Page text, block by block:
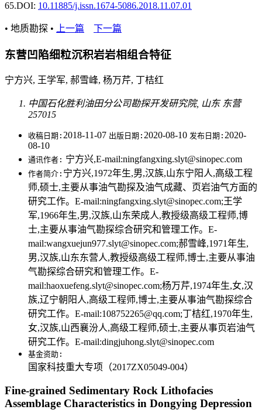
65.DOI: 10.11885/j.issn.1674-5086.2018.11.07.01
• 地质勘探 • 上一篇 下一篇
东营凹陷细粒沉积岩岩相组合特征
宁方兴, 王学军, 郝雪峰, 杨万芹, 丁桔红
中国石化胜利油田分公司勘探开发研究院, 山东 东营
257015
收稿日期: 2018-11-07 出版日期: 2020-08-10 发布日期: 2020-
08-10
通讯作者: 宁方兴,E-mail:ningfangxing.slyt@sinopec.com
作者简介: 宁方兴,1972年生,男,汉族,山东宁阳人,高级工程
师,硕士,主要从事油气勘探及油气成藏、页岩油气方面的
研究工作。E-mail:ningfangxing.slyt@sinopec.com;王学
军,1966年生,男,汉族,山东荣成人,教授级高级工程师,博
士,主要从事油气勘探综合研究和管理工作。E-
mail:wangxuejun977.slyt@sinopec.com;郝雪峰,1971年生,
男,汉族,山东东营人,教授级高级工程师,博士,主要从事油
气勘探综合研究和管理工作。E-
mail:haoxuefeng.slyt@sinopec.com;杨万芹,1974年生,女,汉
族,辽宁朝阳人,高级工程师,博士,主要从事油气勘探综合
研究工作。E-mail:108752265@qq.com;丁桔红,1970年生,
女,汉族,山西襄汾人,高级工程师,硕士,主要从事页岩油气
研究工作。E-mail:dingjuhong.slyt@sinopec.com
基金资助:
国家科技重大专项（2017ZX05049-004）
Fine-grained Sedimentary Rock Lithofacies
Assemblage Characteristics in Dongying Depression